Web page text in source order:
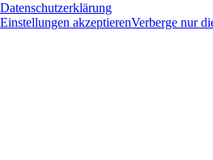
Datenschutzerklärung
Einstellungen akzeptierenVerberge nur